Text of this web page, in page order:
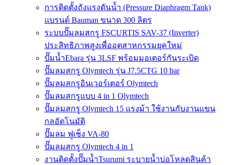
การติดตั้งถังแรงดันน้ำ (Pressure Diaphragm Tank)
แบรนด์ Bauman ขนาด 300 ลิตร
ระบบปั๊มลมสกรู FSCURTIS SAV-37 (Inverter)
ประสิทธิภาพสูงเพื่ออุตสาหกรรมยุคใหม่
ปั๊มน้ำEbara รุ่น 3LSF พร้อมมอเตอร์กันระเบิด
ปั๊มลมสกรู Olymtech รุ่น J7.5CTG 10 bar
ปั๊มลมสกรูอินเวอร์เตอร์ Olymtech
ปั๊มลมสกรูแบบ 4 in 1 Olymtech
ปั๊มลมสกรู Olymtech 15 แรงม้า ใช้งานกับงานแขน
กลอัตโนมัติ
ปั๊มลม ฟูเช็ง VA-80
ปั๊มลมสกรู Olymtech 4 in 1
งานติดตั้งปั๊มน้ำTsurumi ระบายน้ำบ่อโหลดสินค้า